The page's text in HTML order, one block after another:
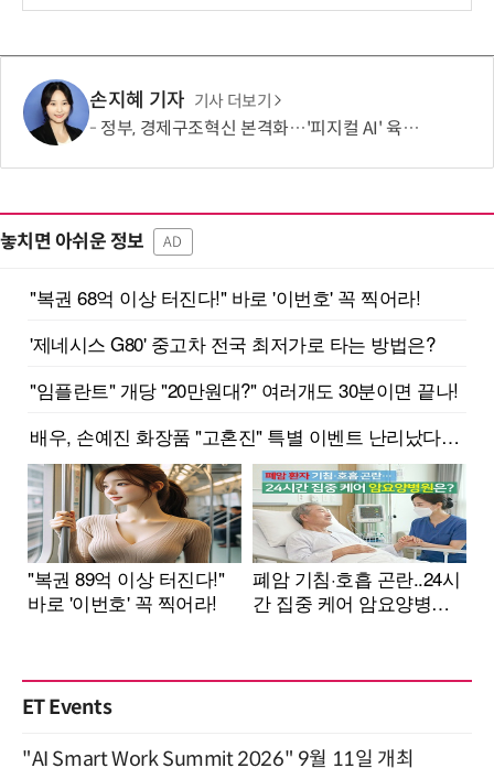
손지혜 기자 기사 더보기
정부, 경제구조혁신 본격화…'피지컬 AI' 육성·국가자산 관리체계 개편
놓치면 아쉬운 정보 AD
ET Events
"AI Smart Work Summit 2026" 9월 11일 개최